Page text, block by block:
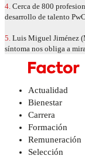
4. Cerca de 800
desarrollo de talento
5. Luis Miguel Jiménez
síntoma nos obliga a
Actualidad
Bienestar
Carrera
Formación
Remuneración
Selección